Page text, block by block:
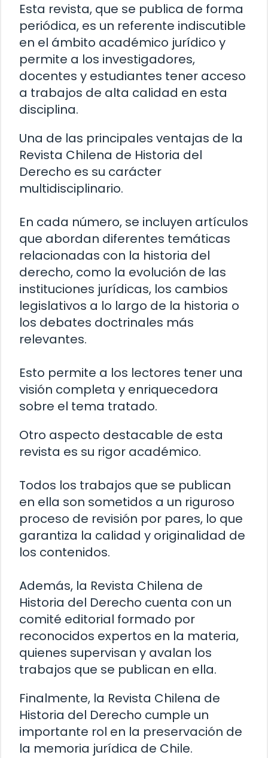
Esta revista, que se publica de forma
periódica, es un referente indiscutible
en el ámbito académico jurídico y
permite a los investigadores,
docentes y estudiantes tener acceso
a trabajos de alta calidad en esta
disciplina.
Una de las principales ventajas de la
Revista Chilena de Historia del
Derecho es su carácter
multidisciplinario.
En cada número, se incluyen artículos
que abordan diferentes temáticas
relacionadas con la historia del
derecho, como la evolución de las
instituciones jurídicas, los cambios
legislativos a lo largo de la historia o
los debates doctrinales más
relevantes.
Esto permite a los lectores tener una
visión completa y enriquecedora
sobre el tema tratado.
Otro aspecto destacable de esta
revista es su rigor académico.
Todos los trabajos que se publican
en ella son sometidos a un riguroso
proceso de revisión por pares, lo que
garantiza la calidad y originalidad de
los contenidos.
Además, la Revista Chilena de
Historia del Derecho cuenta con un
comité editorial formado por
reconocidos expertos en la materia,
quienes supervisan y avalan los
trabajos que se publican en ella.
Finalmente, la Revista Chilena de
Historia del Derecho cumple un
importante rol en la preservación de
la memoria jurídica de Chile.